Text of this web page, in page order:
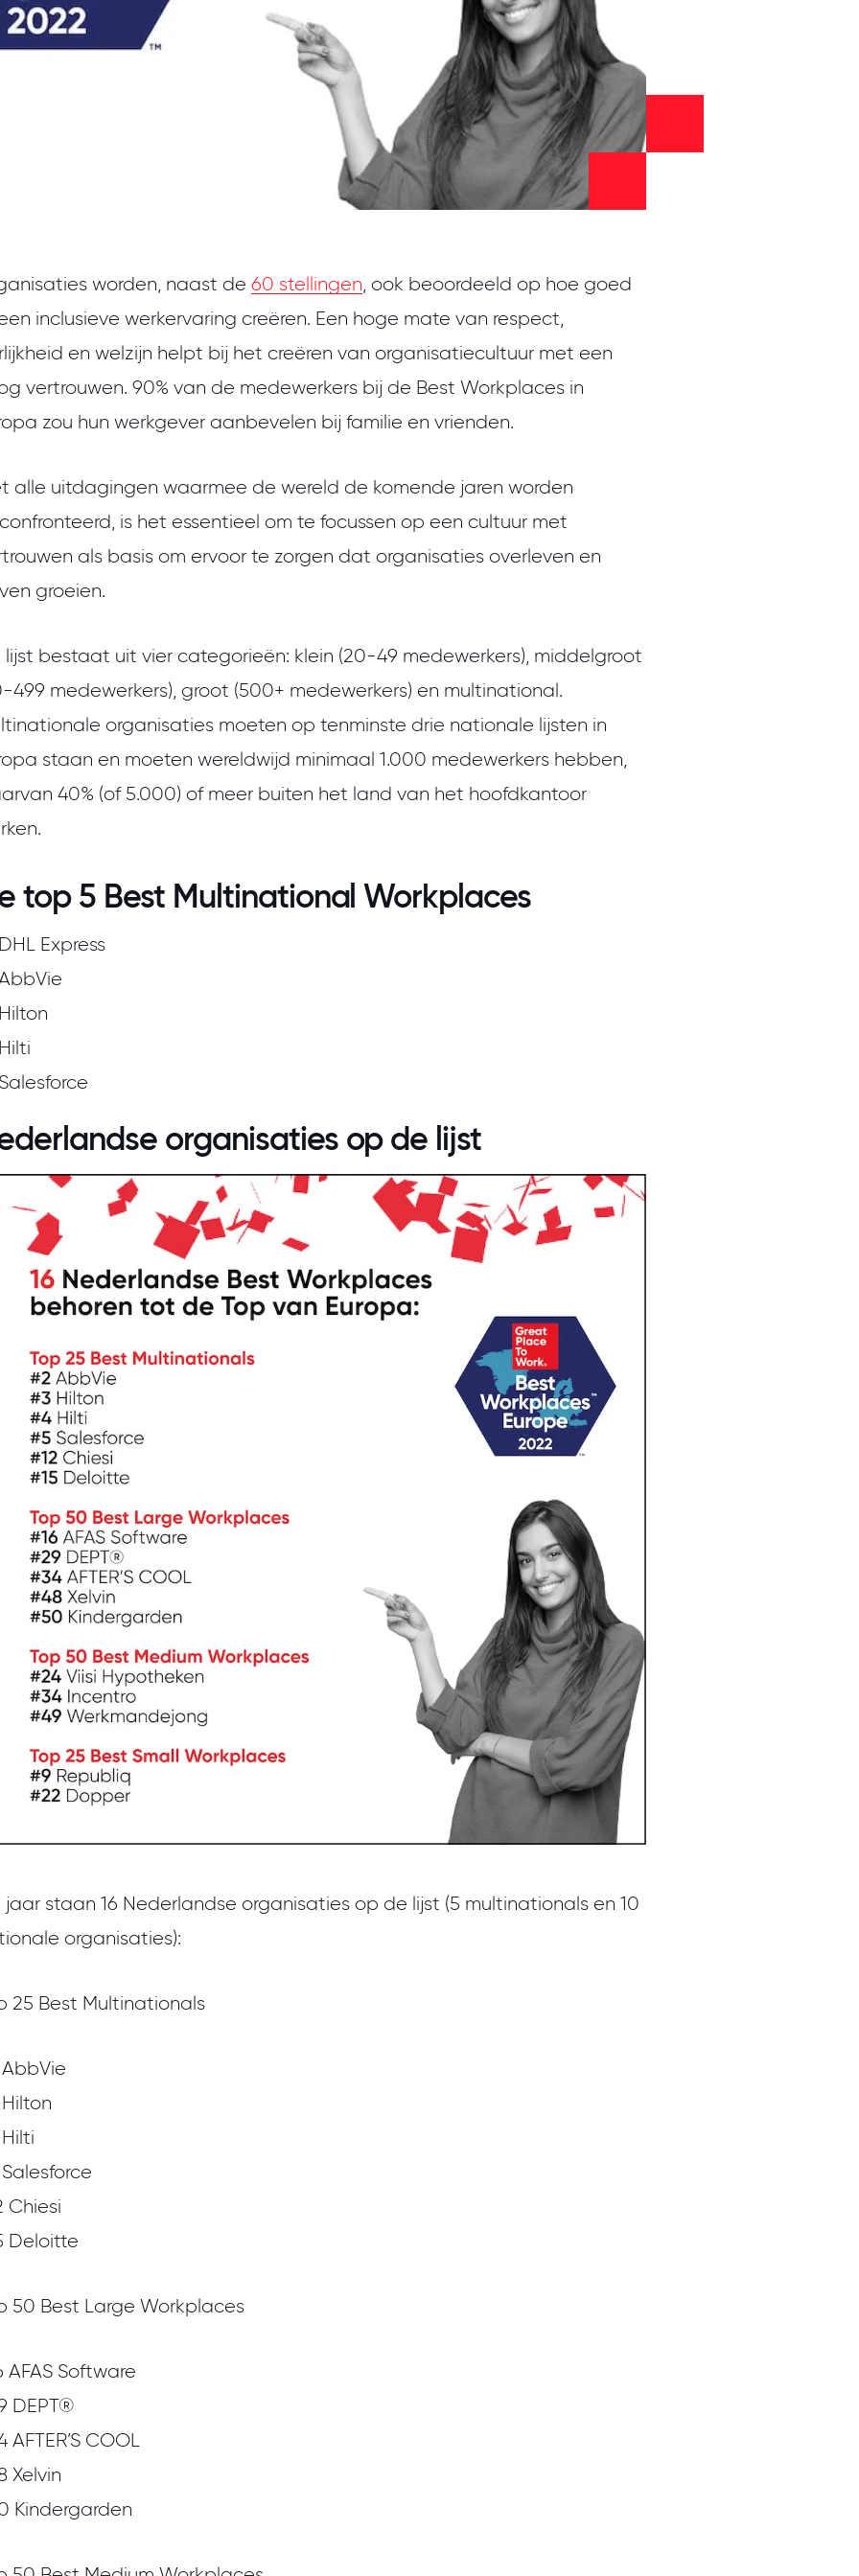
worden, naast de 60 stellingen, ook beoordeeld op hoe goed
inclusieve werkervaring creëren. Een hoge mate van respect,
en welzijn helpt bij het creëren van organisatiecultuur met een
vertrouwen. 90% van de medewerkers bij de Best Workplaces in
zou hun werkgever aanbevelen bij familie en vrienden.
alle uitdagingen waarmee de wereld de komende jaren worden
is het essentieel om te focussen op een cultuur met
als basis om ervoor te zorgen dat organisaties overleven en
groeien.
lijst bestaat uit vier categorieën: klein (20-49 medewerkers), middelgroot
499 medewerkers), groot (500+ medewerkers) en multinational.
organisaties moeten op tenminste drie nationale lijsten in
staan en moeten wereldwijd minimaal 1.000 medewerkers hebben,
40% (of 5.000) of meer buiten het land van het hoofdkantoor
top 5 Best Multinational Workplaces
Express
organisaties op de lijst
jaar staan 16 Nederlandse organisaties op de lijst (5 multinationals en 10
organisaties):
25 Best Multinationals
Chiesi
Deloitte
50 Best Large Workplaces
AFAS Software
DEPT®
AFTER’S COOL
Xelvin
Kindergarden